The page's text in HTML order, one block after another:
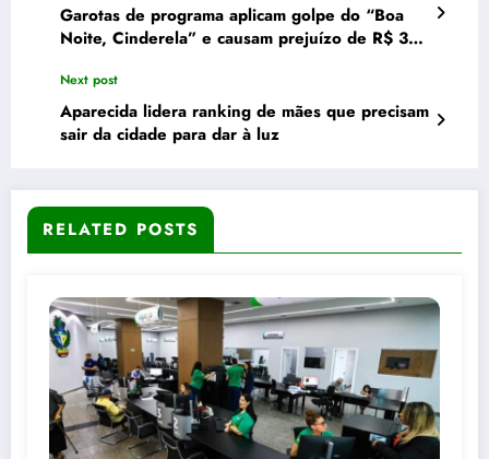
Garotas de programa aplicam golpe do “Boa
Noite, Cinderela” e causam prejuízo de R$ 30
Next post
Aparecida lidera ranking de mães que precisam
sair da cidade para dar à luz
RELATED POSTS